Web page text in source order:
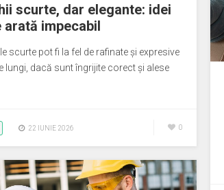
scurte, dar elegante: idei
arată impecabil
scurte pot fi la fel de rafinate și expresive
lungi, dacă sunt îngrijite corect și alese
22 IUNIE 2026 0